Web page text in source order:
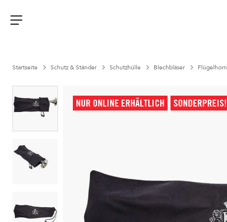
contenu
Startseite Schutz & Ständer Schutzhülle Blechbläser Flügelhorn
NUR ONLINE ERHÄLTLICH SONDERPREIS!